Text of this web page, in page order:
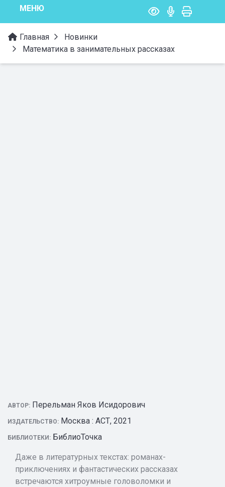
МЕНЮ
Главная
Новинки
Математика в занимательных рассказах
АВТОР: Перельман Яков Исидорович
ИЗДАТЕЛЬСТВО: Москва : АСТ, 2021
БИБЛИОТЕКИ: БиблиоТочка
Даже в литературных текстах: романах-
приключениях и фантастических рассказах
встречаются хитроумные головоломки и